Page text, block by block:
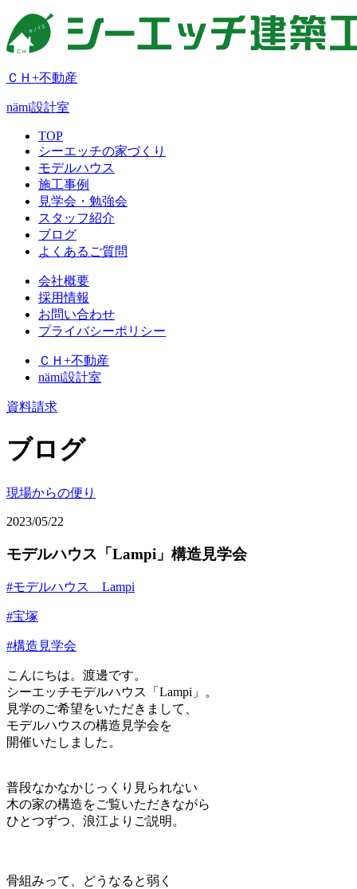
ＣＨ+不動産
nämi設計室
TOP
シーエッチの家づくり
モデルハウス
施工事例
見学会・勉強会
スタッフ紹介
ブログ
よくあるご質問
会社概要
採用情報
お問い合わせ
プライバシーポリシー
ＣＨ+不動産
nämi設計室
資料請求
ブログ
現場からの便り
2023/05/22
モデルハウス「Lampi」構造見学会
#モデルハウス Lampi
#宝塚
#構造見学会
こんにちは。渡邊です。
シーエッチモデルハウス「Lampi」。
見学のご希望をいただきまして、
モデルハウスの構造見学会を
開催いたしました。
普段なかなかじっくり見られない
木の家の構造をご覧いただきながら
ひとつずつ、浪江よりご説明。
骨組みって、どうなると弱く